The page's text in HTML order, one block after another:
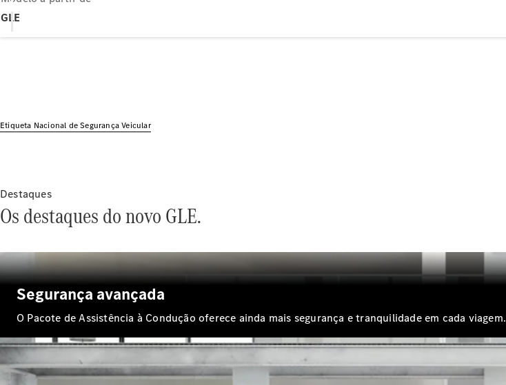
Sedans
Classe S
Sedan
Longo
Configurador
Showroom
Online
SUV
GLE
Etiqueta Nacional de Segurança Veicular
Destaques
Os destaques do novo GLE.
Segurança avançada
O Pacote de Assistência à Condução oferece ainda mais segurança e tranquilidade em cada viagem.